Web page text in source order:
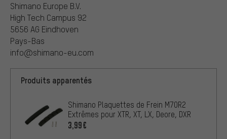
Shimano Europe B.V.
High Tech Campus 92
5656 AG Eindhoven
Pays-Bas
info@shimano-eu.com
Produits apparentés
Shimano Plaquettes de Frein M70R2
Extrêmes pour XTR, XT, LX, Deore, DXR
3,99€